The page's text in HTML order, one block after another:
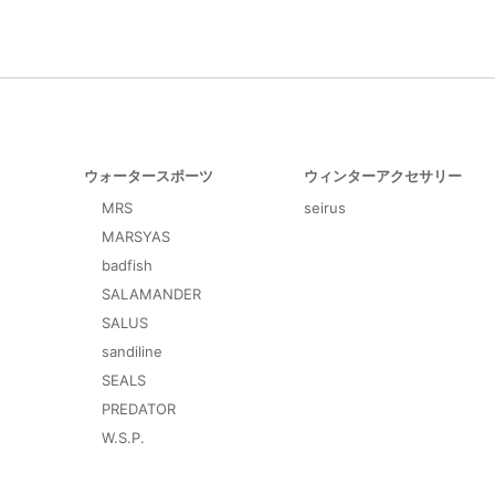
ウォータースポーツ
MRS
MARSYAS
badfish
SALAMANDER
SALUS
sandiline
SEALS
PREDATOR
W.S.P.
ウィンターアクセサリー
seirus